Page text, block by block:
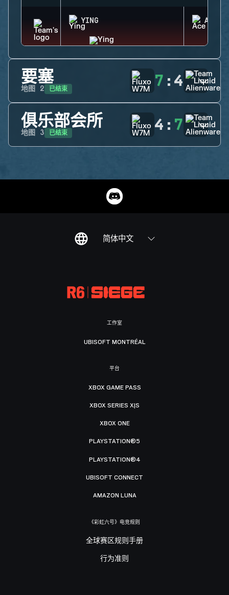
YING ACE
要塞
地图 2 已结束 7 : 4
俱乐部会所
地图 3 已结束 4 : 7
简体中文
工作室
UBISOFT MONTRÉAL
平台
XBOX GAME PASS
XBOX SERIES X|S
XBOX ONE
PLAYSTATION®5
PLAYSTATION®4
UBISOFT CONNECT
AMAZON LUNA
《彩虹六号》电竞规则
全球赛区规则手册
行为准则